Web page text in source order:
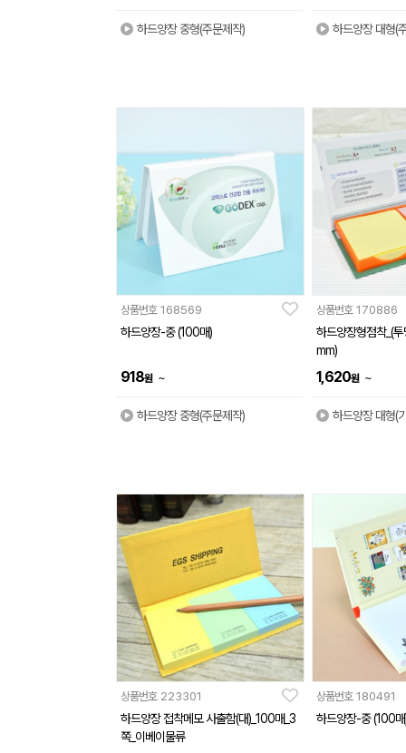
하드양장 중형(주문제작) 하드양장 대형(
상품번호 168569
하드양장-중 (100매)
918원 ~
하드양장 중형(주문제작)
상품번호 170886
하드양장형점착_(
mm)
1,620원 ~
하드양장 대형(
상품번호 223301
하드양장 접착메모 사출함(대)_100매_3
쪽_이베이물류
상품번호 180491
하드양장-중 (100